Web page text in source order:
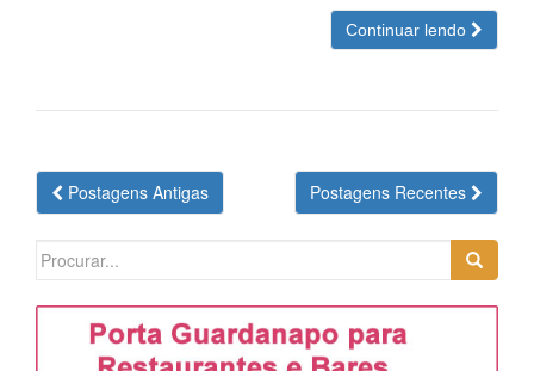
Continuar lendo
Navegação
das
Postagens
Postagens Antigas Postagens Recentes
Search